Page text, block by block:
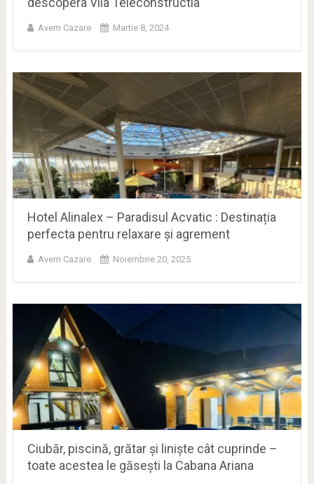
Avem Cazare Martie 8, 2024
Hotel Alinalex – Paradisul Acvatic : Destinația
perfecta pentru relaxare și agrement
Avem Cazare Noiembrie 20, 2025
Ciubăr, piscină, grătar și liniște cât cuprinde –
toate acestea le găsești la Cabana Ariana